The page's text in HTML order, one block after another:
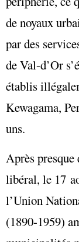
de noyaux
par des
de Val-d’Or
établis
Kewagama,
uns.
Après presque
libéral, le 17
l’Union
(1890-1959)